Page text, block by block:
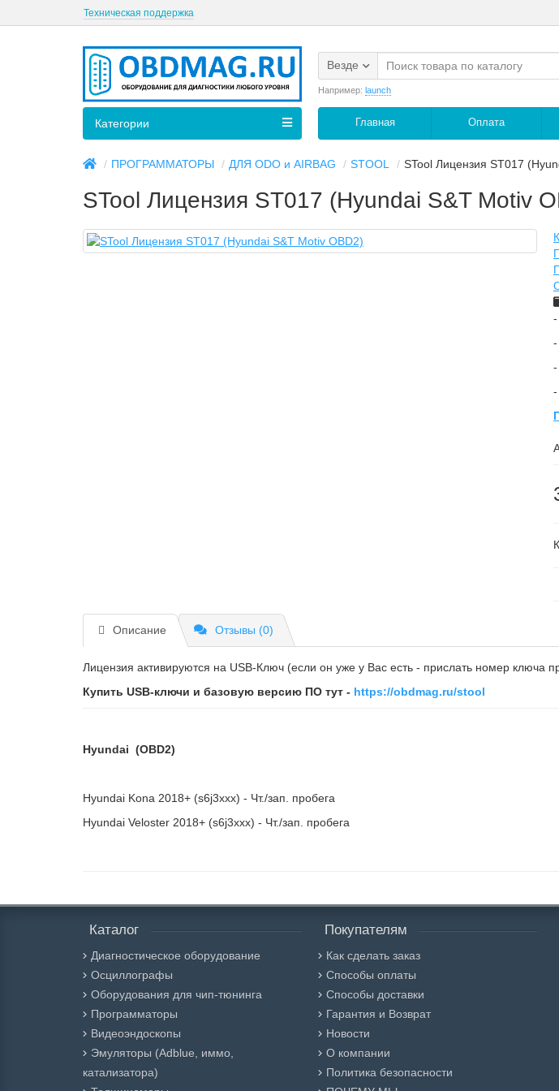
Техническая поддержка
Везде
Например: launch
Главная Оплата
Категории
ПРОГРАММАТОРЫ ДЛЯ ODO и AIRBAG STOOL STool Лицензия ST017
STool Лицензия ST017 (Hyundai S&T Motiv
-
-
Описание Отзывы (0)
Лицензия активируются на USB-Ключ (если он уже у Вас есть - прислать номер ключа
Купить USB-ключи и базовую версию ПО тут - https://obdmag.ru/stool
Hyundai (OBD2)
Hyundai Kona 2018+ (s6j3xxx) - Чт./зап. пробега
Hyundai Veloster 2018+ (s6j3xxx) - Чт./зап. пробега
Каталог
Диагностическое оборудование
Осциллографы
Оборудования для чип-тюнинга
Программаторы
Видеоэндоскопы
Эмуляторы (Adblue, иммо,
катализатора)
Покупателям
Как сделать заказ
Способы оплаты
Способы доставки
Гарантия и Возврат
Новости
О компании
Политика безопасности